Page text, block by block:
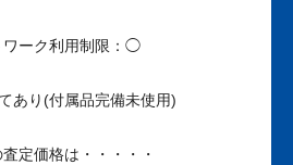
ワーク利用制限：◯
あり(付属品完備未使用)
定価格は・・・・・